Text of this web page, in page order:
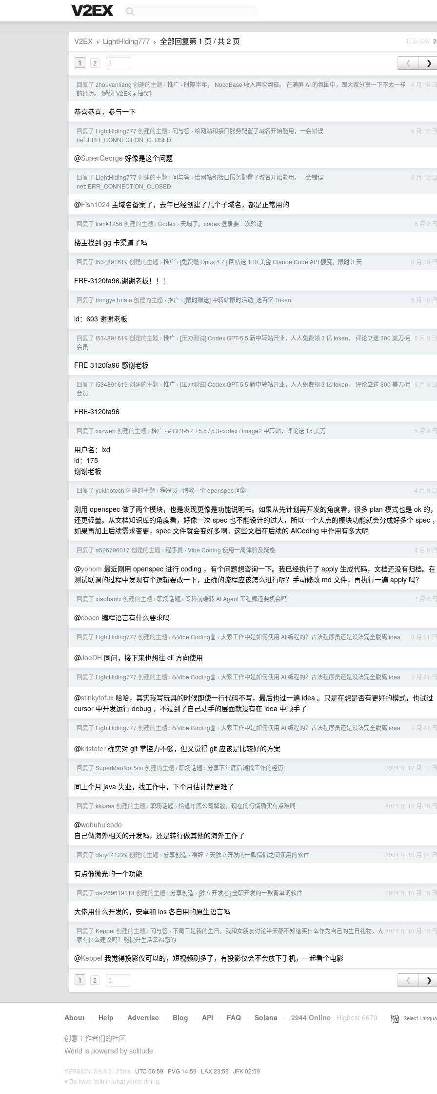
V2EX › LightHiding777 › 全部回复第 1 页 / 共 2 页 回复总数
1 2 ❮ ❯
6 月 15 日
回复了 zhouyanliang 创建的主题 › 推广 › 时隔半年， NocoBase 收入再次翻倍。 在满屏 AI 的氛围中，跟大家分享一下不太一样
的经历。 [感谢 V2EX + 抽奖]
恭喜恭喜，参与一下
6 月 12 日
回复了 LightHiding777创建的主题 › 问与答 › 给网站和接口服务配置了域名开始能用，一会错误
net::ERR_CONNECTION_CLOSED
@SuperGeorge 好像是这个问题
6 月 12 日
回复了 LightHiding777创建的主题 › 问与答 › 给网站和接口服务配置了域名开始能用，一会错误
net::ERR_CONNECTION_CLOSED
@Fish1024 主域名备案了，去年已经创建了几个子域名，都是正常用的
6 月 2 日
回复了 frank1256 创建的主题 › Codex › 天塌了。codex 登录要二次验证
楼主找到 gg 卡渠道了吗
5 月 19 日
回复了 l534891619 创建的主题 › 推广 › [免费蹬 Opus 4.7 ] 回帖送 100 美金 Claude Code API 额度，限时 3 天
FRE-3120fa96,谢谢老板！！！
5 月 18 日
回复了 hongye1main 创建的主题 › 推广 › [限时赠送] 中转站限时活动, 送百亿 Token
id：603 谢谢老板
5 月 8 日
回复了 l534891619 创建的主题 › 推广 › [压力测试] Codex GPT-5.5 新中转站开业，人人免费领 3 亿 token， 评论立送 300 美刀/月
会员
FRE-3120fa96 感谢老板
5 月 8 日
回复了 l534891619 创建的主题 › 推广 › [压力测试] Codex GPT-5.5 新中转站开业，人人免费领 3 亿 token， 评论立送 300 美刀/月
会员
FRE-3120fa96
5 月 8 日
回复了 cxzweb创建的主题 › 推广 › # GPT-5.4 / 5.5 / 5.3-codex / image2 中转站，评论送 15 美刀
用户名：lxd
id：175
谢谢老板
4 月 9 日
回复了 yukinotech 创建的主题 › 程序员 › 请教一个 openspec 问题
刚用 openspec 做了两个模块，也是发现更像是功能说明书。如果从先计划再开发的角度看，很多 plan 模式也是 ok 的，
还更轻量。从文档知识库的角度看，好像一次 spec 也不能设计的过大，所以一个大点的模块功能就会分成好多个 spec ，
如果再加上后续需求变更，spec 文件就会变好多啊。这些文档在后续的 AICoding 中作用有多大呢
4 月 8 日
回复了 a526796017创建的主题 › 程序员 › Vibe Coding 使用一周体验及疑惑
@yohom 最近刚用 openspec 进行 coding ，有个问题想咨询一下。我已经执行了 apply 生成代码，文档还没有归档。在
测试联调的过程中发现有个逻辑要改一下，正确的流程应该怎么进行呢？手动修改 md 文件，再执行一遍 apply 吗？
4 月 2 日
回复了 xiaohantx创建的主题 › 职场话题 › 专科前端转 AI Agent 工程师还要机会吗
@cooco 编程语言有什么要求吗
3 月 31 日
回复了 LightHiding777创建的主题 › ☕Vibe Coding🤖 › 大家工作中是如何使用 AI 编程的？古法程序员还是没法完全脱离 idea
@JoeDH 同问，接下来也想往 cli 方向使用
3 月 31 日
回复了 LightHiding777创建的主题 › ☕Vibe Coding🤖 › 大家工作中是如何使用 AI 编程的？古法程序员还是没法完全脱离 idea
@stinkytofux 哈哈，其实我写玩具的时候即使一行代码不写，最后也过一遍 idea 。只是在想是否有更好的模式，也试过
cursor 中开发运行 debug ，不过到了自己动手的层面就没有在 idea 中顺手了
3 月 31 日
回复了 LightHiding777创建的主题 › ☕Vibe Coding🤖 › 大家工作中是如何使用 AI 编程的？古法程序员还是没法完全脱离 idea
@kristofer 确实对 git 掌控力不够，但又觉得 git 应该是比较好的方案
2024 年 12 月 17 日
回复了 SuperManNoPain 创建的主题 › 职场话题 › 分享下年底后端找工作的经历
同上个月 java 失业，找工作中，下个月估计就更难了
2024 年 12 月 16 日
回复了 kkkaaa 创建的主题 › 职场话题 › 恰逢年底公司解散，现在的行情确实有点难啊
@wobuhuicode
自己做海外相关的开发吗，还是转行做其他的海外工作了
2024 年 10 月 24 日
回复了 dary141229 创建的主题 › 分享创造 › 裸辞 7 天独立开发的一款情侣之间使用的软件
有点像微光的一个功能
2024 年 10 月 18 日
回复了 dai269619118 创建的主题 › 分享创造 › [独立开发者] 全职开发的一款背单词软件
大佬用什么开发的，安卓和 ios 各自用的原生语言吗
2024 年 10 月 12 日
回复了 Keppel 创建的主题 › 问与答 › 下周三是我的生日，我和女朋友讨论半天都不知道买什么作为自己的生日礼物，大
家有什么建议吗？能提升生活幸福感的
@Keppel 我觉得投影仪可以的，短视频刷多了，有投影仪会不会放下手机，一起看个电影
1 2 ❮ ❯
About · Help · Advertise · Blog · API · FAQ · Solana · 2944 Online Highest 6679 Select
创意工作者们的社区
World is powered by solitude
VERSION: 3.9.8.5 · 25ms · UTC 06:59 · PVG 14:59 · LAX 23:59 · JFK 02:59
♥ Do have faith in what you're doing.